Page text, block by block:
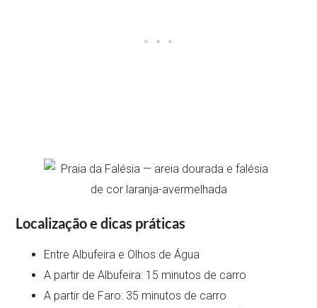
Localização e dicas práticas
Entre Albufeira e Olhos de Água
A partir de Albufeira: 15 minutos de carro
A partir de Faro: 35 minutos de carro